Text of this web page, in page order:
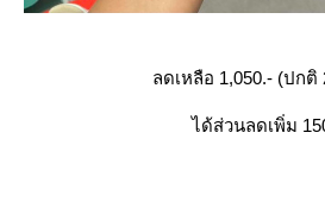
ลดเหลือ 1,050.- (ปกติ
ได้ส่วนลดเพิ่ม